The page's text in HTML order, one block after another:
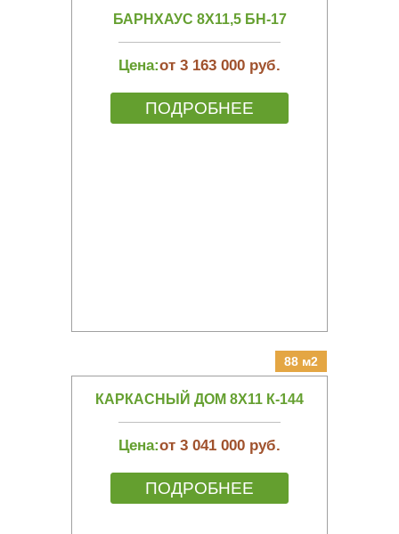
БАРНХАУС 8Х11,5 БН-17
Цена:от 3 163 000 руб.
ПОДРОБНЕЕ
88 м2
КАРКАСНЫЙ ДОМ 8Х11 К-144
Цена:от 3 041 000 руб.
ПОДРОБНЕЕ